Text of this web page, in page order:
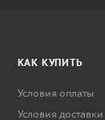
КАК КУПИТЬ
Условия оплаты
Условия доставки